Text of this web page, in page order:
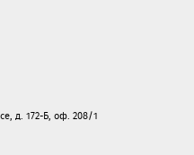
д. 172-Б, оф. 208/1